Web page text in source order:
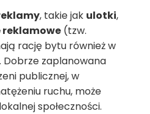
, takie jak ulotki,
(tzw.
rację bytu również w
Dobrze zaplanowana
publicznej, w
ruchu, może
społeczności.